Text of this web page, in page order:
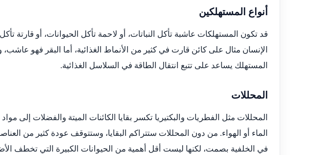
أنواع المستهلكين
قد تكون المستهلكات عاشبة تأكل النباتات، أو لاحمة تأكل الحيوانات، أو قارتة تأكل
الإنسان مثال على كائن قارت في كثير من الأنماط الغذائية، أما البقر فهو
المستهلك يساعد على تتبع انتقال الطاقة في السلاسل الغذائية.
المحللات
المحللات مثل الفطريات والبكتيريا تكسر بقايا الكائنات الميتة والفضلات إلى
الماء أو الهواء. من دون المحللات ستتراكم البقايا، وستتوقف عودة كثير من
في الخلفية بصمت، لكنها ليست أقل أهمية من الحيوانات الكبيرة التي تخطف